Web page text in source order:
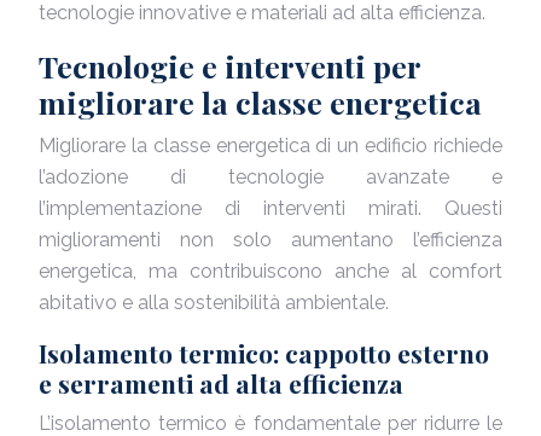
tecnologie innovative e materiali ad alta efficienza.
Tecnologie e interventi per
migliorare la classe energetica
Migliorare la classe energetica di un edificio richiede
l’adozione di tecnologie avanzate e
l’implementazione di interventi mirati. Questi
miglioramenti non solo aumentano l’efficienza
energetica, ma contribuiscono anche al comfort
abitativo e alla sostenibilità ambientale.
Isolamento termico: cappotto esterno
e serramenti ad alta efficienza
L’isolamento termico è fondamentale per ridurre le